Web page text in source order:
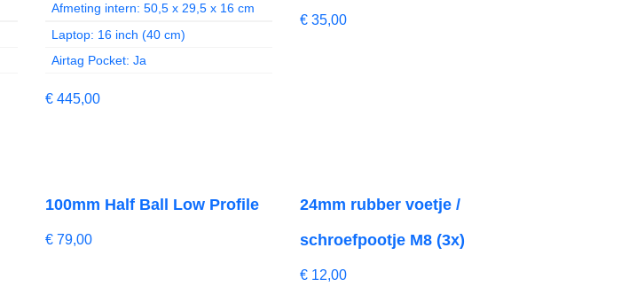
Afmeting intern: 50,5 x 29,5 x 16 cm
Laptop: 16 inch (40 cm)
Airtag Pocket: Ja
€ 445,00
€ 35,00
100mm Half Ball Low Profile
€ 79,00
24mm rubber voetje /
schroefpootje M8 (3x)
€ 12,00